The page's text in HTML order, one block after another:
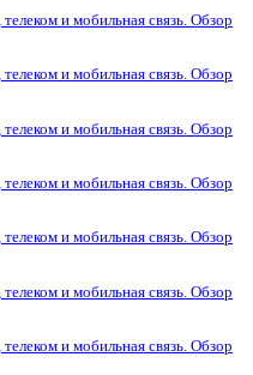
и мобильная связь. Обзор
и мобильная связь. Обзор
и мобильная связь. Обзор
и мобильная связь. Обзор
и мобильная связь. Обзор
и мобильная связь. Обзор
и мобильная связь. Обзор